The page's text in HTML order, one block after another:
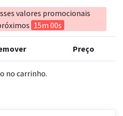
valores promocionais
15m 00s
Preço
no carrinho.